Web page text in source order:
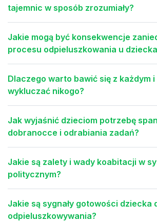
tajemnic w sposób zrozumiały?
Jakie mogą być konsekwencje
procesu odpieluszkowania u
Dlaczego warto bawić się z każdym i
wykluczać nikogo?
Jak wyjaśnić dzieciom potrzebę
dobranocce i odrabiania zadań?
Jakie są zalety i wady koabitacji w
politycznym?
Jakie są sygnały gotowości dziecka
odpieluszkowywania?